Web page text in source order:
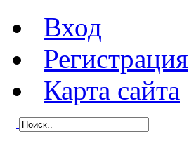
Вход
Регистрация
Карта сайта